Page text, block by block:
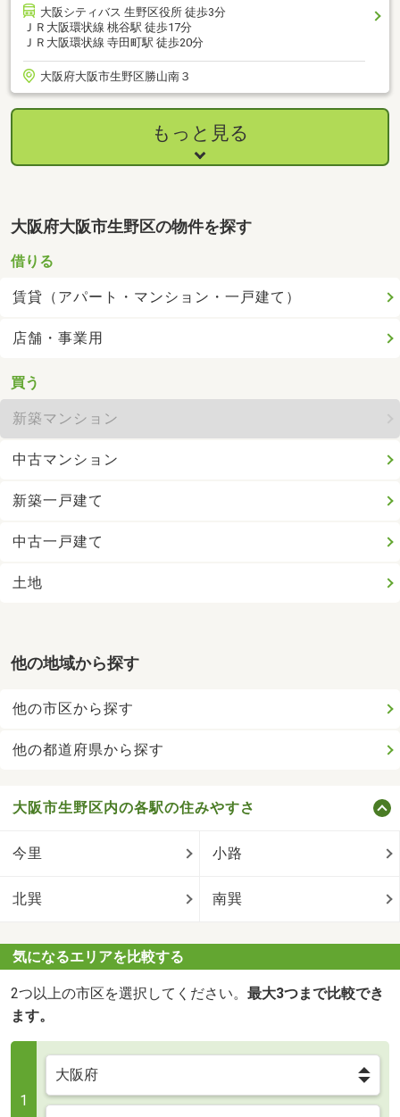
大阪シティバス 生野区役所 徒歩3分
ＪＲ大阪環状線 桃谷駅 徒歩17分
ＪＲ大阪環状線 寺田町駅 徒歩20分
大阪府大阪市生野区勝山南３
もっと見る
大阪府大阪市生野区の物件を探す
借りる
賃貸（アパート・マンション・一戸建て）
店舗・事業用
買う
新築マンション
中古マンション
新築一戸建て
中古一戸建て
土地
他の地域から探す
他の市区から探す
他の都道府県から探す
大阪市生野区内の各駅の住みやすさ
今里 小路
北巽 南巽
気になるエリアを比較する
2つ以上の市区を選択してください。 最大3つまで比較でき
ます。
1